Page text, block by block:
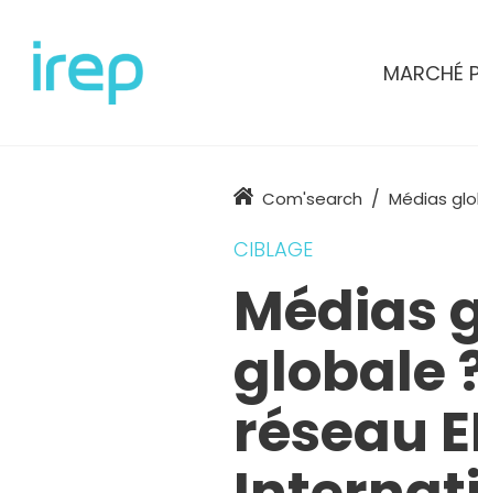
MARCHÉ
AccueilCom'search Médias
CIBLAGE
Médias
globale
réseau